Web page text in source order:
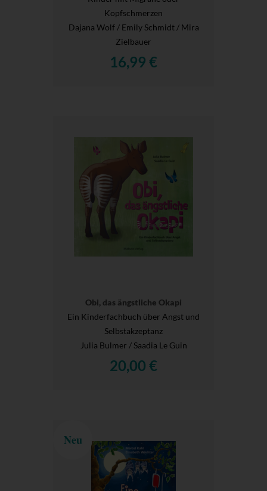
Kopfschmerzen
Dajana Wolf / Emily Schmidt / Mira
Zielbauer
16,99 €
Obi, das ängstliche Okapi
Ein Kinderfachbuch über Angst und
Selbstakzeptanz
Julia Bulmer / Saadia Le Guin
20,00 €
Neu